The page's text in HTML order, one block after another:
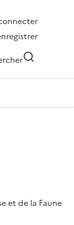
et de la Faune